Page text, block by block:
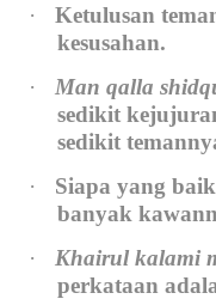
·
Ketulusan
kesusahan.
·
Man qalla
sedikit
sedikit
·
Siapa yang
banyak
·
Khairul kalami
perkataan